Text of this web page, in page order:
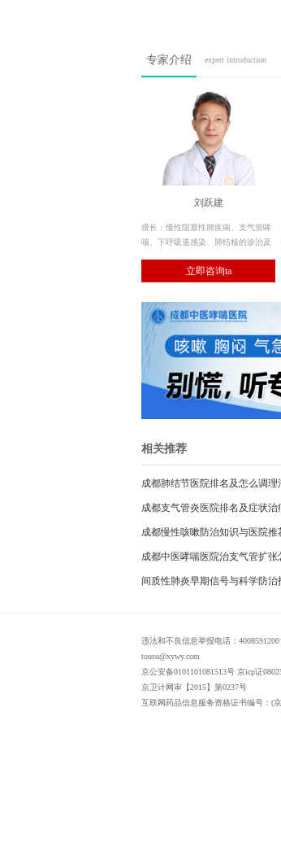
专家介绍 expert introduction
刘跃建
擅长：慢性阻塞性肺疾病、支气管哮
喘、下呼吸道感染、肺结核的诊治及
熟练应用呼吸内镜的诊断和治疗性应
立即咨询ta
相关推荐
成都肺结节医院排名及怎么调理
成都支气管炎医院排名及症状治
成都慢性咳嗽防治知识与医院推
成都中医哮喘医院治支气管扩张
间质性肺炎早期信号与科学防治
违法和不良信息举报电话：4008591200
tousu@xywy.com
京公安备0101101081513号 京icp证
京卫计网审【2015】第0237号
互联网药品信息服务资格证书编号：(